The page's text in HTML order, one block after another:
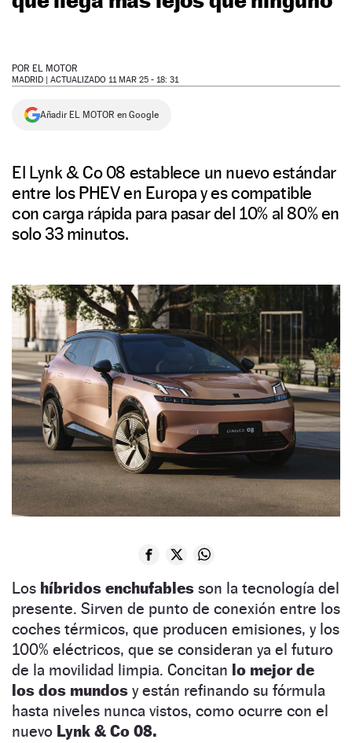
SÍGUENOS
POR EL MOTOR
MADRID | ACTUALIZADO 11 MAR 25 - 18: 31
Añadir EL MOTOR en Google
El Lynk & Co 08 establece un nuevo estándar
entre los PHEV en Europa y es compatible
con carga rápida para pasar del 10% al 80% en
solo 33 minutos.
Los híbridos enchufables son la tecnología del
presente. Sirven de punto de conexión entre los
coches térmicos, que producen emisiones, y los
100% eléctricos, que se consideran ya el futuro
de la movilidad limpia. Concitan lo mejor de
los dos mundos y están refinando su fórmula
hasta niveles nunca vistos, como ocurre con el
nuevo Lynk & Co 08.